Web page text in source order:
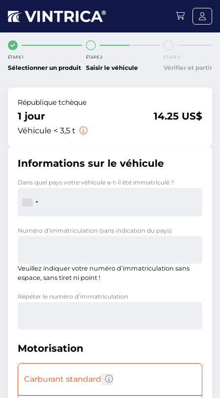
ÉTAPE 1
Sélectionner un produit
ÉTAPE 2
Saisir le véhicule
ÉTAPE 3
Vérifier et partir
République tchèque
1 jour
Véhicule < 3,5 t
14.25 US$
Informations sur le véhicule
Dans quel pays votre véhicule a-t-il été immatriculé ?
Numéro d’immatriculation (sans indication du pays)
Veuillez indiquer votre numéro d’immatriculation sans
espace, sans tiret ni point !
Répéter le numéro d’immatriculation
Motorisation
Carburant standard